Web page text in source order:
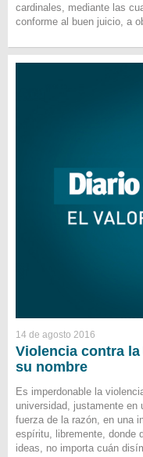
cardinales, mediante las
conforme al buen juicio, a
14 de agosto 2016
Violencia contra
su nombre
Es imperdonable la
universidad, justamente en
fuerza de la razón, en una
espíritu, libremente, donde
ideas, no importa cuán